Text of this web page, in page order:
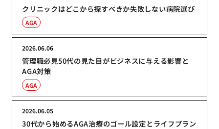
クリニックはどこから探すべきか失敗しない病院選び
AGA
管理職必見50代の見た目がビジネスに与える影響と
AGA対策
2026.06.06
AGA
30代から始めるAGA治療のゴール設定とライフプラン
2026.06.05